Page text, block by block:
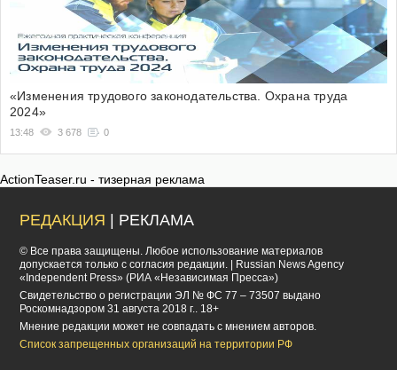
«Изменения трудового законодательства. Охрана труда
2024»
13:48 3 678 0
ActionTeaser.ru - тизерная реклама
РЕДАКЦИЯ | РЕКЛАМА
© Все права защищены. Любое использование материалов
допускается только с согласия редакции. | Russian News Agency
«Independent Press» (РИА «Независимая Пресса»)
Cвидетельство о регистрации ЭЛ № ФС 77 – 73507 выдано
Роскомнадзором 31 августа 2018 г.. 18+
Мнение редакции может не совпадать с мнением авторов.
Список запрещенных организаций на территории РФ